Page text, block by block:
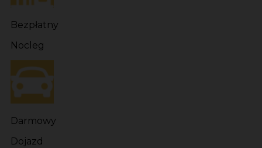
Bezpłatny
Nocleg
Darmowy
Dojazd